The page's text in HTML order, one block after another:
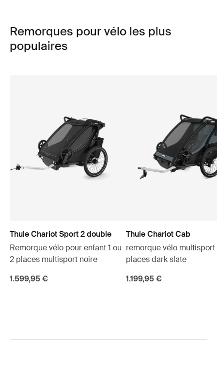
Remorques pour vélo les plus
populaires
Thule Chariot Sport 2 double
Remorque vélo pour enfant 1 ou
2 places multisport noire
1.599,95 €
Thule Chariot Cab
remorque vélo multisport
places dark slate
1.199,95 €